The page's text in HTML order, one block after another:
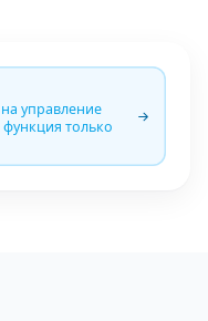
управление
только